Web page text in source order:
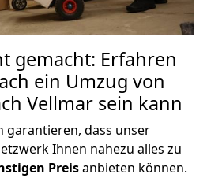
gemacht: Erfahren
ein Umzug von
Vellmar sein kann
garantieren, dass unser
Ihnen nahezu alles zu
Preisanbieten können.